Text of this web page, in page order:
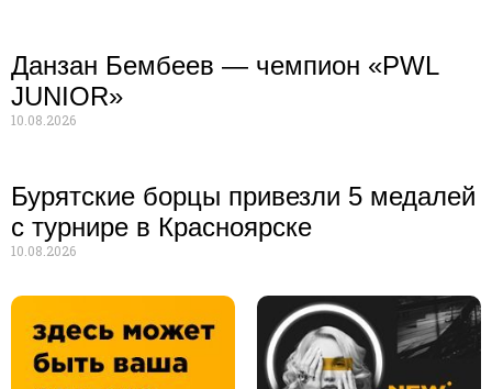
Данзан Бембеев — чемпион «PWL
JUNIOR»
10.08.2026
Бурятские борцы привезли 5 медалей
с турнире в Красноярске
10.08.2026